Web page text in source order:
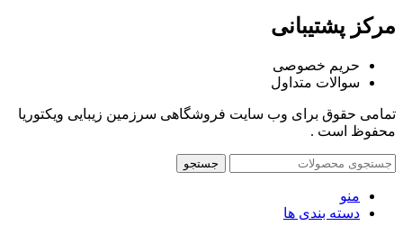
مرکز پشتیبانی
حریم خصوصی
سوالات متداول
تمامی حقوق برای وب سایت فروشگاهی سرزمین زیبایی ویکتوریا
محفوظ است .
جستجو
منو
دسته بندی ها